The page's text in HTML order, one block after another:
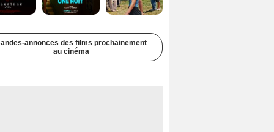
annonces des films prochainement
au cinéma